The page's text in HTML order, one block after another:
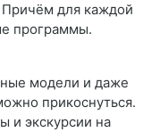
Причём для каждой
программы.
модели и даже
прикоснуться.
и экскурсии на